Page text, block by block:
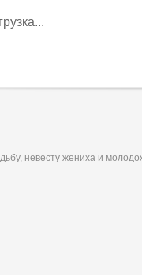
невесту жениха и